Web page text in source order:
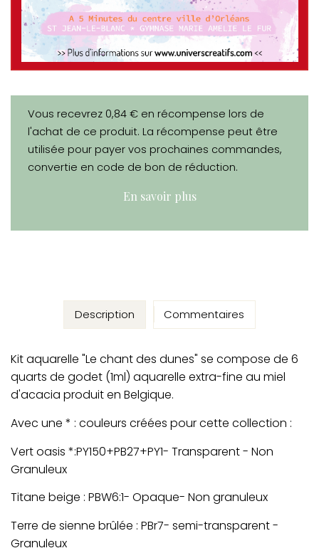
Vous recevrez 0,84 € en récompense lors de
l'achat de ce produit. La récompense peut être
utilisée pour payer vos prochaines commandes,
convertie en code de bon de réduction.
En savoir plus
Description
Kit aquarelle "Le chant des dunes" se compose de 6
quarts de godet (1ml) aquarelle extra-fine au miel
d'acacia produit en Belgique.
Avec une * : couleurs créées pour cette collection :
Vert oasis *:PY150+PB27+PY1- Transparent - Non
Granuleux
Titane beige : PBW6:1- Opaque- Non granuleux
Terre de sienne brûlée : PBr7- semi-transparent -
Granuleux
Commentaires